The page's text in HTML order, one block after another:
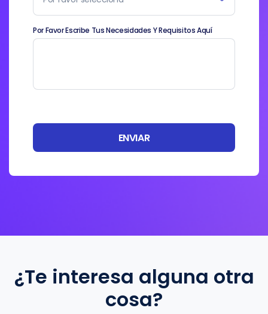
Por Favor Escribe Tus Necesidades Y Requisitos Aquí
ENVIAR
¿Te interesa alguna otra
cosa?